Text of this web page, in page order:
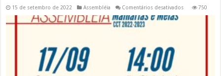
15 de setembro de 2022 Assembléia Comentários desativadosem
750